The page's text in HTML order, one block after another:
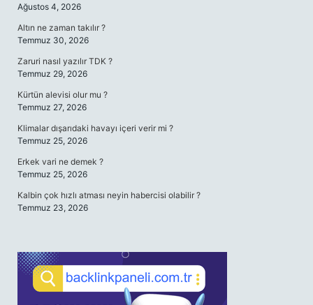
Ağustos 4, 2026
Altın ne zaman takılır ?
Temmuz 30, 2026
Zaruri nasıl yazılır TDK ?
Temmuz 29, 2026
Kürtün alevisi olur mu ?
Temmuz 27, 2026
Klimalar dışarıdaki havayı içeri verir mi ?
Temmuz 25, 2026
Erkek vari ne demek ?
Temmuz 25, 2026
Kalbin çok hızlı atması neyin habercisi olabilir ?
Temmuz 23, 2026